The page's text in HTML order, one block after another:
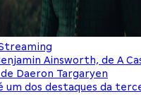
Ainsworth, de A
Daeron Targaryen
um dos destaques da